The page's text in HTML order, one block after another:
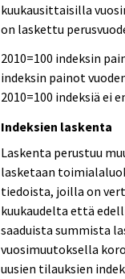
kuukausittaisilla
on laskettu
2010=100 indeksin
indeksin painot
2010=100 indeksiä ei
Indeksien laskenta
Laskenta perustuu
lasketaan
tiedoista, joilla on
kuukaudelta että
saaduista summista
vuosimuutoksella
uusien tilauksien